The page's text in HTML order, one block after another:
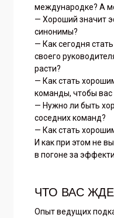
международке? А
— Хороший значит
синонимы?
— Как сегодня
своего
расти?
— Как стать
команды, чтобы вас
— Нужно ли быть
соседних команд?
— Как стать
И как при этом не
в погоне за
ЧТО ВАС
Опыт ведущих